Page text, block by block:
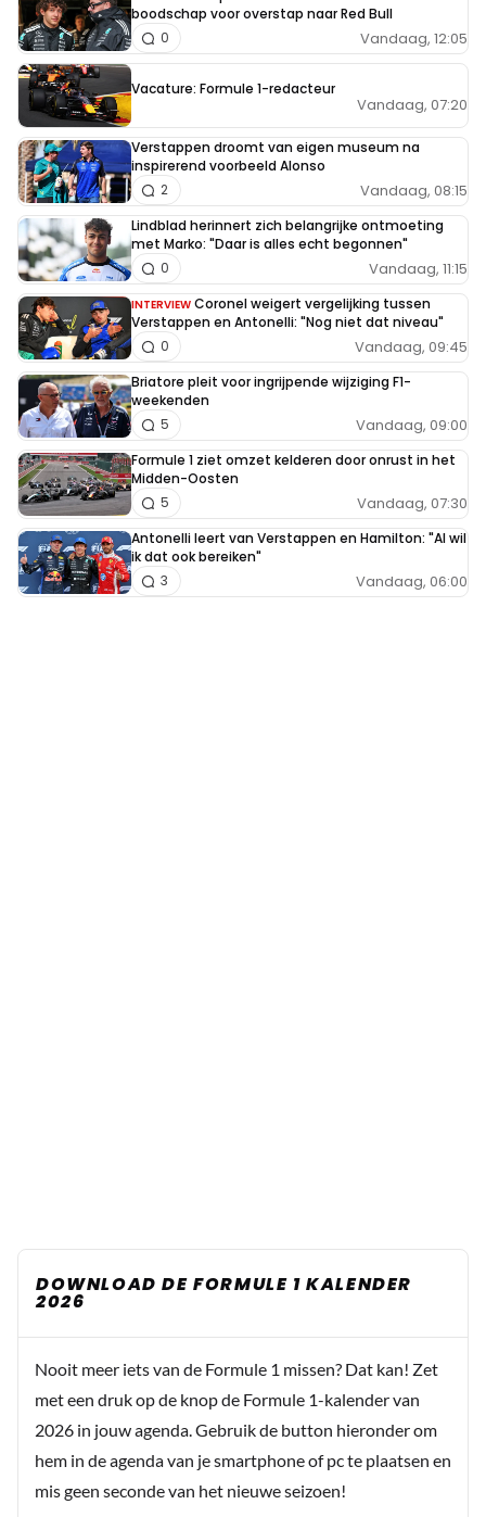
boodschap voor overstap naar Red Bull
Vandaag, 12:05
0
Vacature: Formule 1-redacteur
Vandaag, 07:20
Verstappen droomt van eigen museum na
inspirerend voorbeeld Alonso
Vandaag, 08:15
2
Lindblad herinnert zich belangrijke ontmoeting
met Marko: "Daar is alles echt begonnen"
Vandaag, 11:15
0
INTERVIEW Coronel weigert vergelijking tussen
Verstappen en Antonelli: "Nog niet dat niveau"
Vandaag, 09:45
0
Briatore pleit voor ingrijpende wijziging F1-
weekenden
Vandaag, 09:00
5
Formule 1 ziet omzet kelderen door onrust in het
Midden-Oosten
Vandaag, 07:30
5
Antonelli leert van Verstappen en Hamilton: "Al wil
ik dat ook bereiken"
Vandaag, 06:00
3
DOWNLOAD DE FORMULE 1 KALENDER
2026
Nooit meer iets van de Formule 1 missen? Dat kan! Zet
met een druk op de knop de Formule 1-kalender van
2026 in jouw agenda. Gebruik de button hieronder om
hem in de agenda van je smartphone of pc te plaatsen en
mis geen seconde van het nieuwe seizoen!